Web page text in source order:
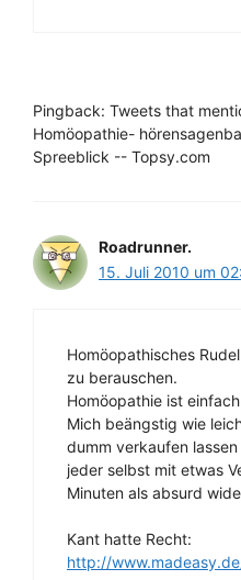
Pingback: Tweets that
Homöopathie-
Spreeblick -- Topsy.com
Roadrunner.
15. Juli 2010 um
Homöopathisches
zu berauschen.
Homöopathie ist
Mich beängstig wie
dumm verkaufen
jeder selbst mit etwas
Minuten als absurd
Kant hatte Recht:
http://